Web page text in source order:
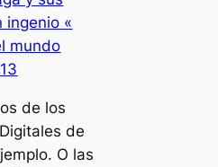
ingenio «
mundo
de los
de
O las